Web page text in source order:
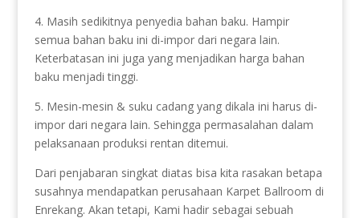
4. Masih sedikitnya penyedia bahan baku. Hampir
semua bahan baku ini di-impor dari negara lain.
Keterbatasan ini juga yang menjadikan harga bahan
baku menjadi tinggi.
5. Mesin-mesin & suku cadang yang dikala ini harus di-
impor dari negara lain. Sehingga permasalahan dalam
pelaksanaan produksi rentan ditemui.
Dari penjabaran singkat diatas bisa kita rasakan betapa
susahnya mendapatkan perusahaan Karpet Ballroom di
Enrekang. Akan tetapi, Kami hadir sebagai sebuah